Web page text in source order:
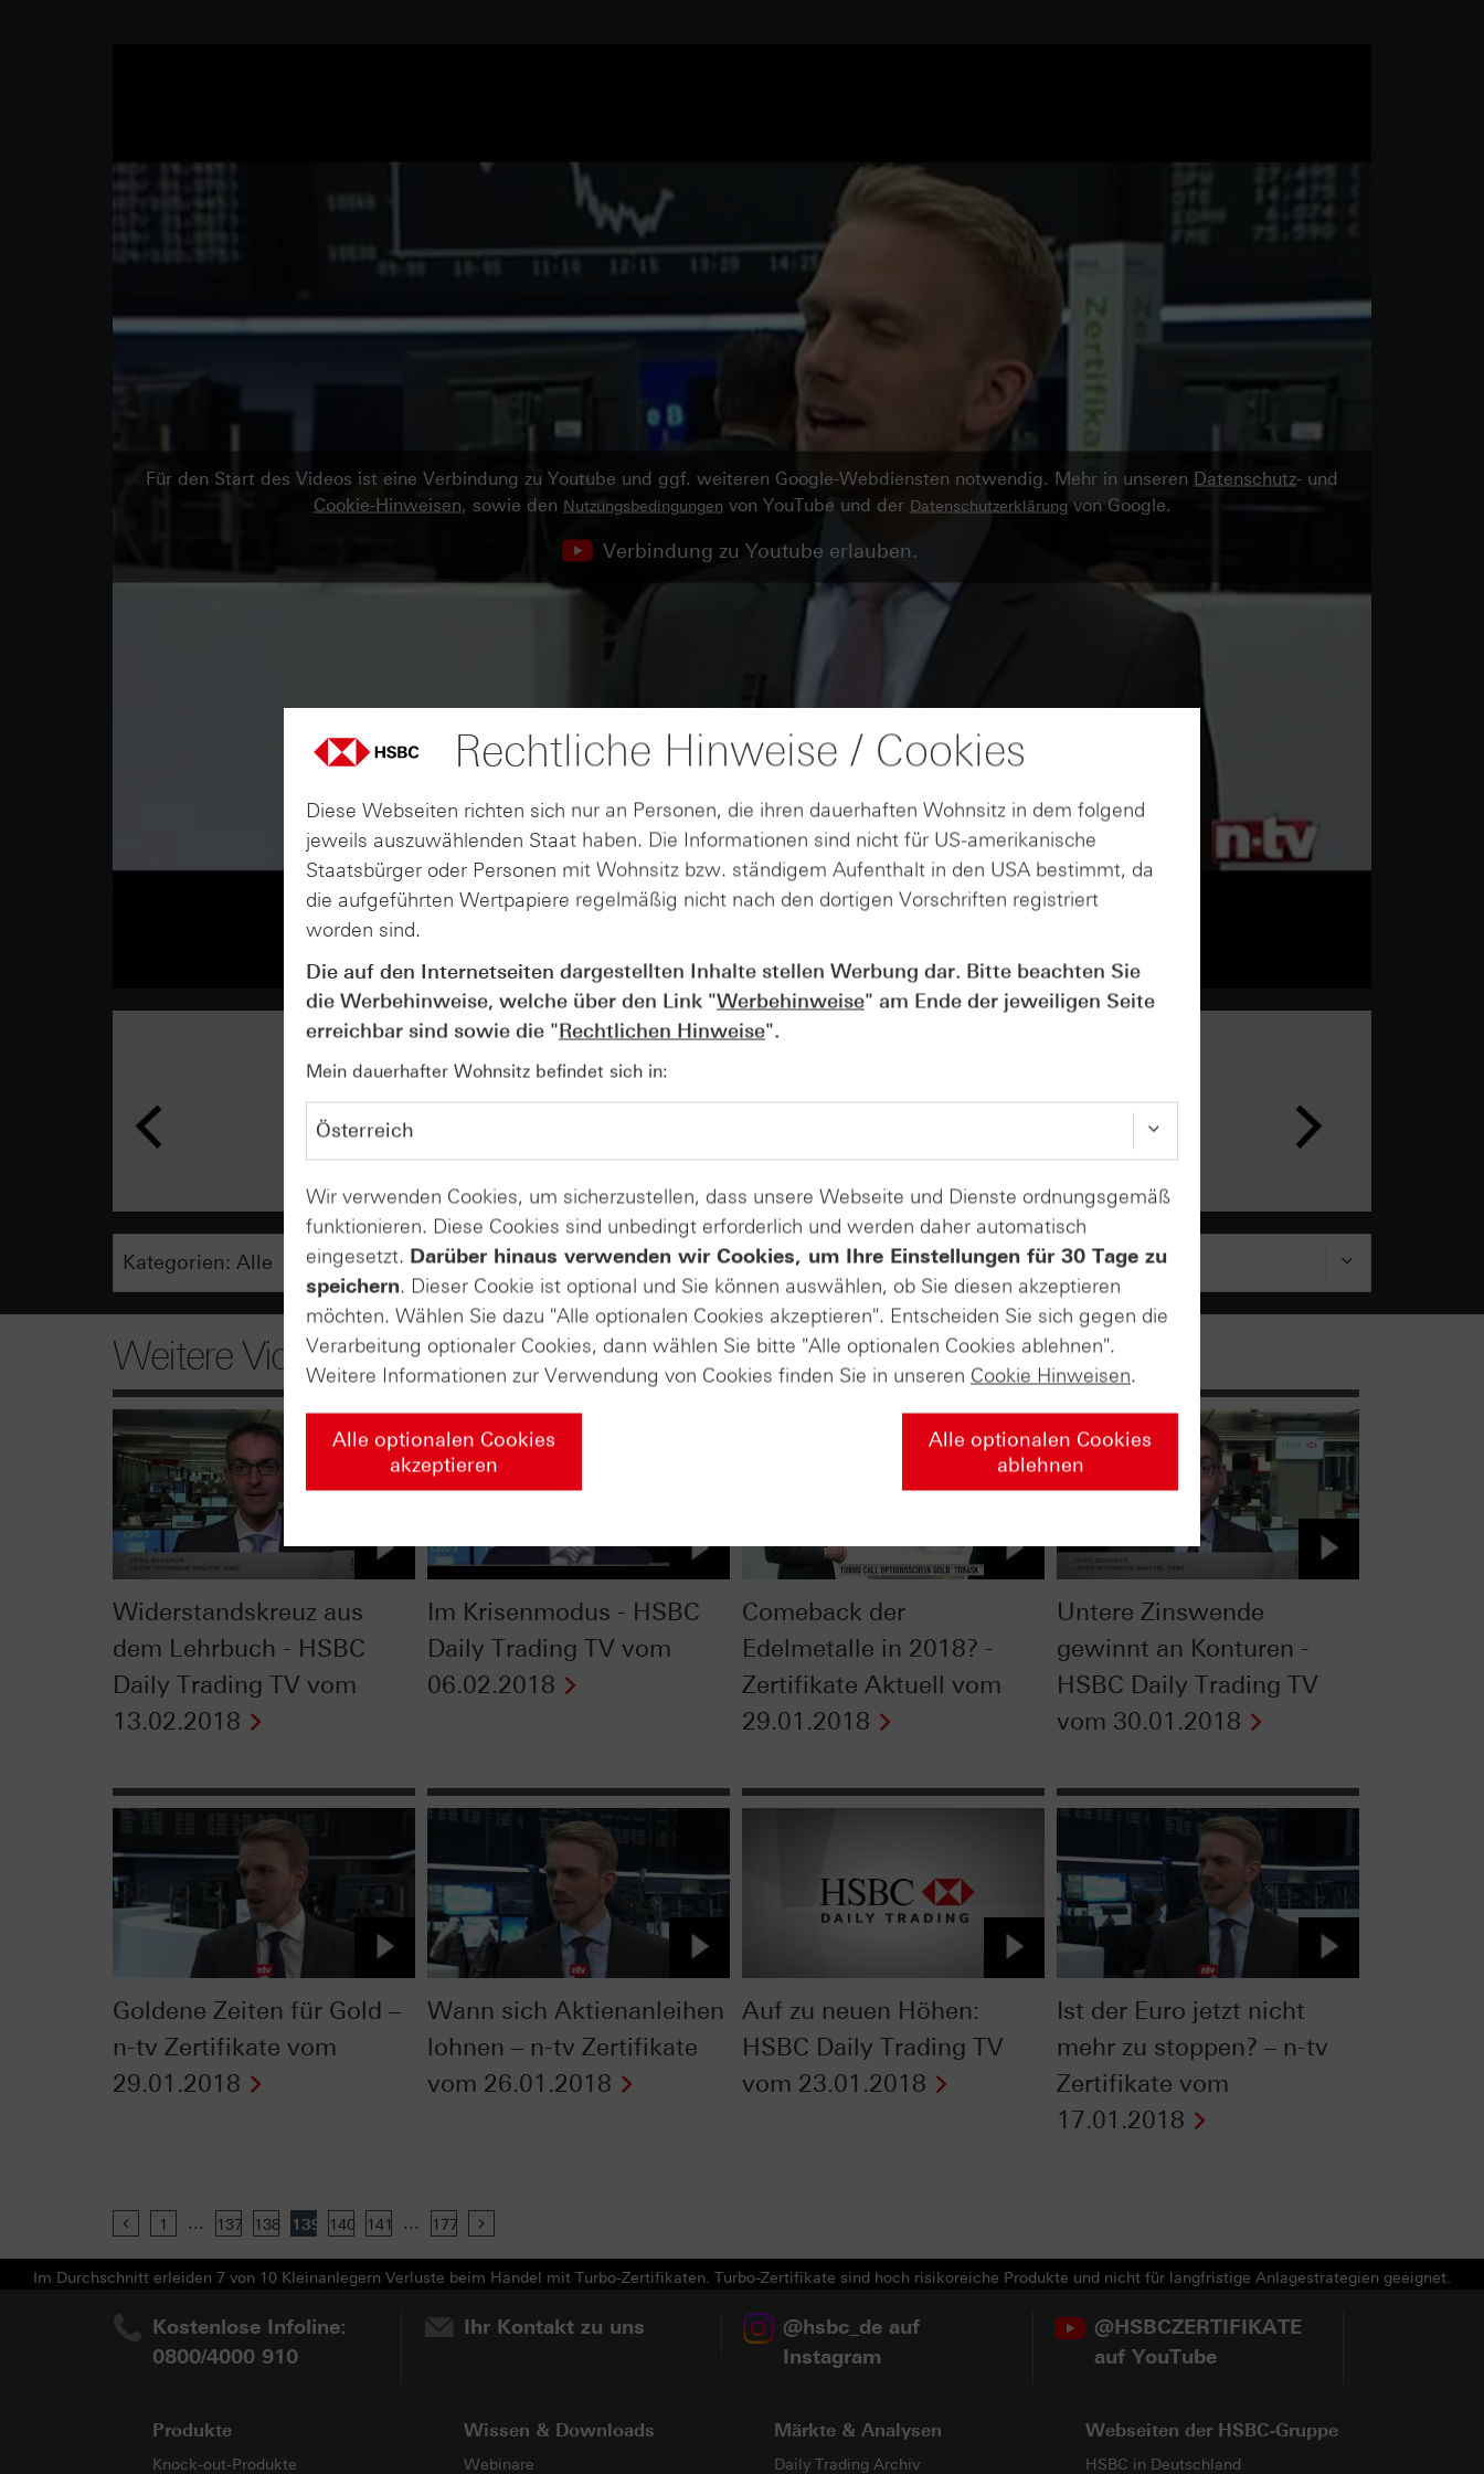
Für den Start des Videos ist eine Verbindung zu Youtube und ggf. weiteren Google-Webdiensten notwendig. Mehr in unseren Datenschutz- und
Cookie-Hinweisen, sowie den Nutzungsbedingungen von YouTube und der Datenschutzerklärungvon Google.
Verbindung zu Youtube erlauben.
AUGUST
Weitere Videos
Widerstandskreuz aus
dem Lehrbuch - HSBC
Daily Trading TV vom
13.02.2018
Im Krisenmodus - HSBC
Daily Trading TV vom
06.02.2018
Comeback der
Edelmetalle in 2018? -
Zertifikate Aktuell vom
29.01.2018
Untere Zinswende
gewinnt an Konturen -
HSBC Daily Trading TV
vom 30.01.2018
Goldene Zeiten für Gold –
n-tv Zertifikate vom
29.01.2018
Wann sich Aktienanleihen
lohnen – n-tv Zertifikate
vom 26.01.2018
Auf zu neuen Höhen:
HSBC Daily Trading TV
vom 23.01.2018
Ist der Euro jetzt nicht
mehr zu stoppen? – n-tv
Zertifikate vom
17.01.2018
Previous
1 ... 137 138 139 140 141 ... 177
Im Durchschnitt erleiden 7 von 10 Kleinanlegern Verluste beim Handel mit Turbo-Zertifikaten. Turbo-Zertifikate sind hoch risikoreiche Produkte und nicht für langfristige Anlagestrategien geeignet.
Kostenlose Infoline:
0800/4000 910
Ihr Kontakt zu uns
@hsbc_de auf
Instagram
@HSBCZERTIFIKATE
auf YouTube
Produkte
Knock-out-Produkte
Wissen & Downloads
Webinare
Märkte & Analysen
Daily Trading Archiv
Webseiten der HSBC-Gruppe
HSBC in Deutschland
Rechtliche Hinweise / Cookies
Diese Webseiten richten sich nur an Personen, die ihren dauerhaften Wohnsitz in dem folgend
jeweils auszuwählenden Staat haben. Die Informationen sind nicht für US-amerikanische
Staatsbürger oder Personen mit Wohnsitz bzw. ständigem Aufenthalt in den USA bestimmt, da
die aufgeführten Wertpapiere regelmäßig nicht nach den dortigen Vorschriften registriert
worden sind.
Die auf den Internetseiten dargestellten Inhalte stellen Werbung dar. Bitte beachten Sie
die Werbehinweise, welche über den Link "Werbehinweise" am Ende der jeweiligen Seite
erreichbar sind sowie die "Rechtlichen Hinweise".
Mein dauerhafter Wohnsitz befindet sich in:
Wir verwenden Cookies, um sicherzustellen, dass unsere Webseite und Dienste ordnungsgemäß
funktionieren. Diese Cookies sind unbedingt erforderlich und werden daher automatisch
eingesetzt. Darüber hinaus verwenden wir Cookies, um Ihre Einstellungen für 30 Tage zu
speichern. Dieser Cookie ist optional und Sie können auswählen, ob Sie diesen akzeptieren
möchten. Wählen Sie dazu "Alle optionalen Cookies akzeptieren". Entscheiden Sie sich gegen die
Verarbeitung optionaler Cookies, dann wählen Sie bitte "Alle optionalen Cookies ablehnen".
Weitere Informationen zur Verwendung von Cookies finden Sie in unseren Cookie Hinweisen.
Alle optionalen Cookies
akzeptieren
Alle optionalen Cookies
ablehnen